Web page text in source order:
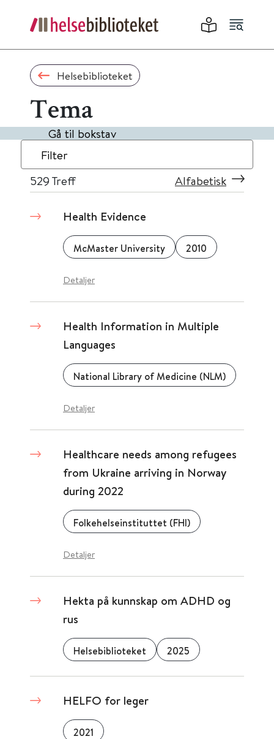
Helsebiblioteket
Tema
Gå til bokstav
Filter
529 Treff Alfabetisk
Health Evidence
McMaster University 2010
Detaljer
Health Information in Multiple
Languages
National Library of Medicine (NLM)
Detaljer
Healthcare needs among refugees
from Ukraine arriving in Norway
during 2022
Folkehelseinstituttet (FHI)
Detaljer
Hekta på kunnskap om ADHD og
rus
Helsebiblioteket 2025
HELFO for leger
2021